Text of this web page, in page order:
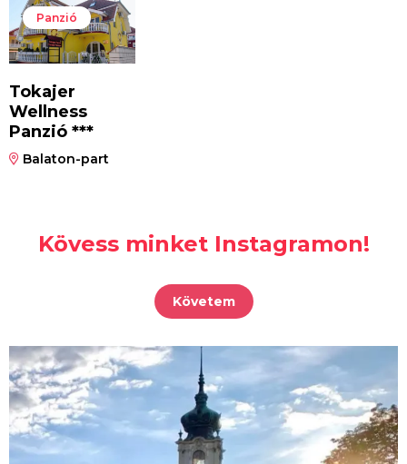
Panzió
Tokajer
Wellness
Panzió ***
Balaton-part
Kövess minket Instagramon!
Követem